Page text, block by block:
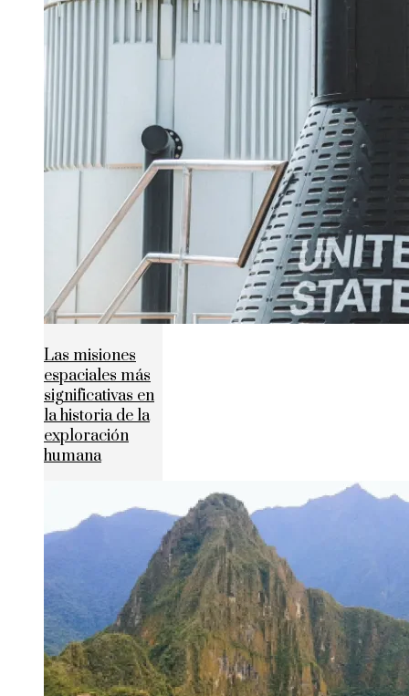
Las misiones
espaciales más
significativas en
la historia de la
exploración
humana